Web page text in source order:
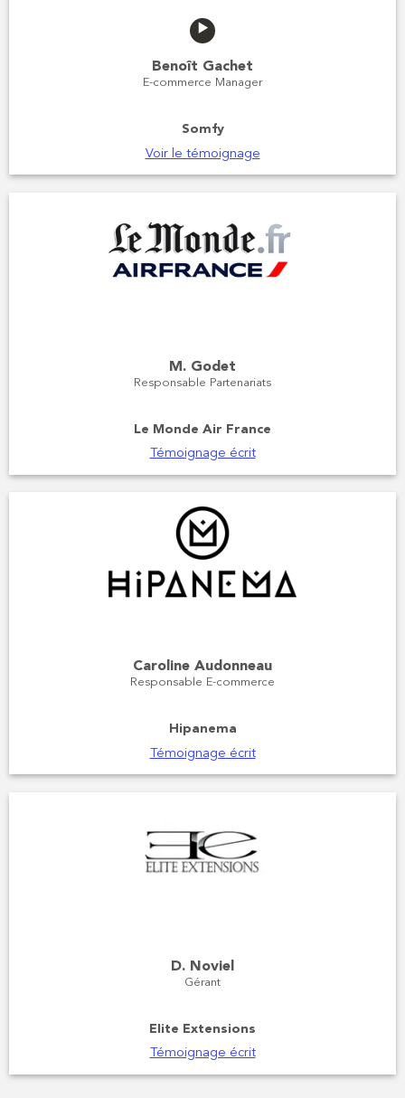
Benoît Gachet
E-commerce Manager
Somfy
Voir le témoignage
M. Godet
Responsable Partenariats
Le Monde Air France
Témoignage écrit
Caroline Audonneau
Responsable E-commerce
Hipanema
Témoignage écrit
D. Noviel
Gérant
Elite Extensions
Témoignage écrit